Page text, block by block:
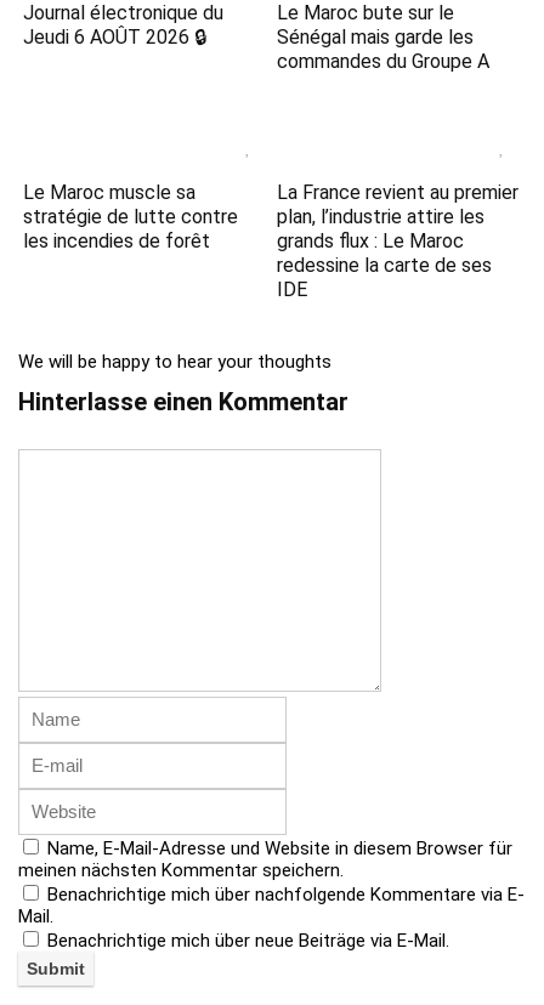
Journal électronique du
Jeudi 6 AOÛT 2026 🔒
Le Maroc bute sur le
Sénégal mais garde les
commandes du Groupe A
Le Maroc muscle sa
stratégie de lutte contre
les incendies de forêt
La France revient au premier
plan, l’industrie attire les
grands flux : Le Maroc
redessine la carte de ses
IDE
We will be happy to hear your thoughts
Hinterlasse einen Kommentar
Name, E-Mail-Adresse und Website in diesem Browser für
meinen nächsten Kommentar speichern.
Benachrichtige mich über nachfolgende Kommentare via E-
Mail.
Benachrichtige mich über neue Beiträge via E-Mail.